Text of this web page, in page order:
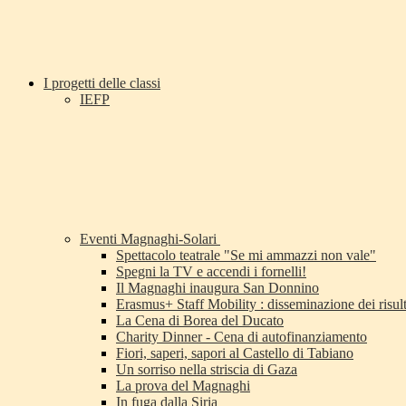
I progetti delle classi
IEFP
Eventi Magnaghi-Solari
Spettacolo teatrale "Se mi ammazzi non vale"
Spegni la TV e accendi i fornelli!
Il Magnaghi inaugura San Donnino
Erasmus+ Staff Mobility : disseminazione dei
La Cena di Borea del Ducato
Charity Dinner - Cena di autofinanziamento
Fiori, saperi, sapori al Castello di Tabiano
Un sorriso nella striscia di Gaza
La prova del Magnaghi
In fuga dalla Siria